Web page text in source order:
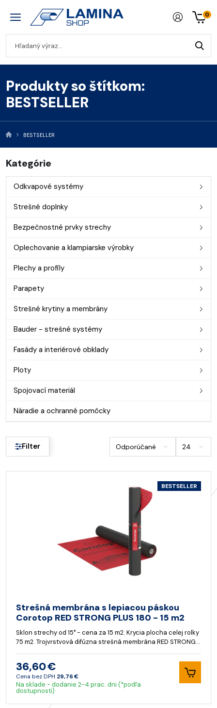
0
Produkty so štítkom:
BESTSELLER
BESTSELLER
Kategórie
Odkvapové systémy
Strešné doplnky
Bezpečnostné prvky strechy
Oplechovanie a klampiarske výrobky
Plechy a profily
Parapety
Strešné krytiny a membrány
Bauder - strešné systémy
Fasády a interiérové obklady
Ploty
Spojovací materiál
Náradie a ochranné pomôcky
Filter
BESTSELLER
Strešná membrána s lepiacou páskou
Corotop RED STRONG PLUS 180 - 15 m2
Sklon strechy od 15° - cena za 15 m2. Krycia plocha celej rolky
75 m2. Trojvrstvová difúzna strešná membrána RED STRONG…
36,60 €
Cena bez DPH 29,76 €
Na sklade - dodanie 2-4 prac. dni (*podľa
dostupnosti)